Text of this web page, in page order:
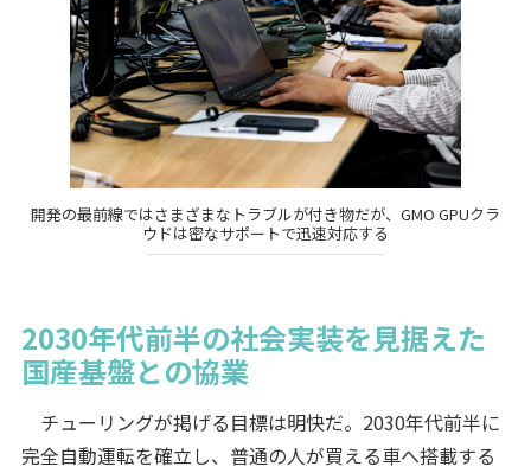
開発の最前線ではさまざまなトラブルが付き物だが、GMO GPUクラ
ウドは密なサポートで迅速対応する
2030年代前半の社会実装を見据えた
国産基盤との協業
チューリングが掲げる目標は明快だ。2030年代前半に
完全自動運転を確立し、普通の人が買える車へ搭載する